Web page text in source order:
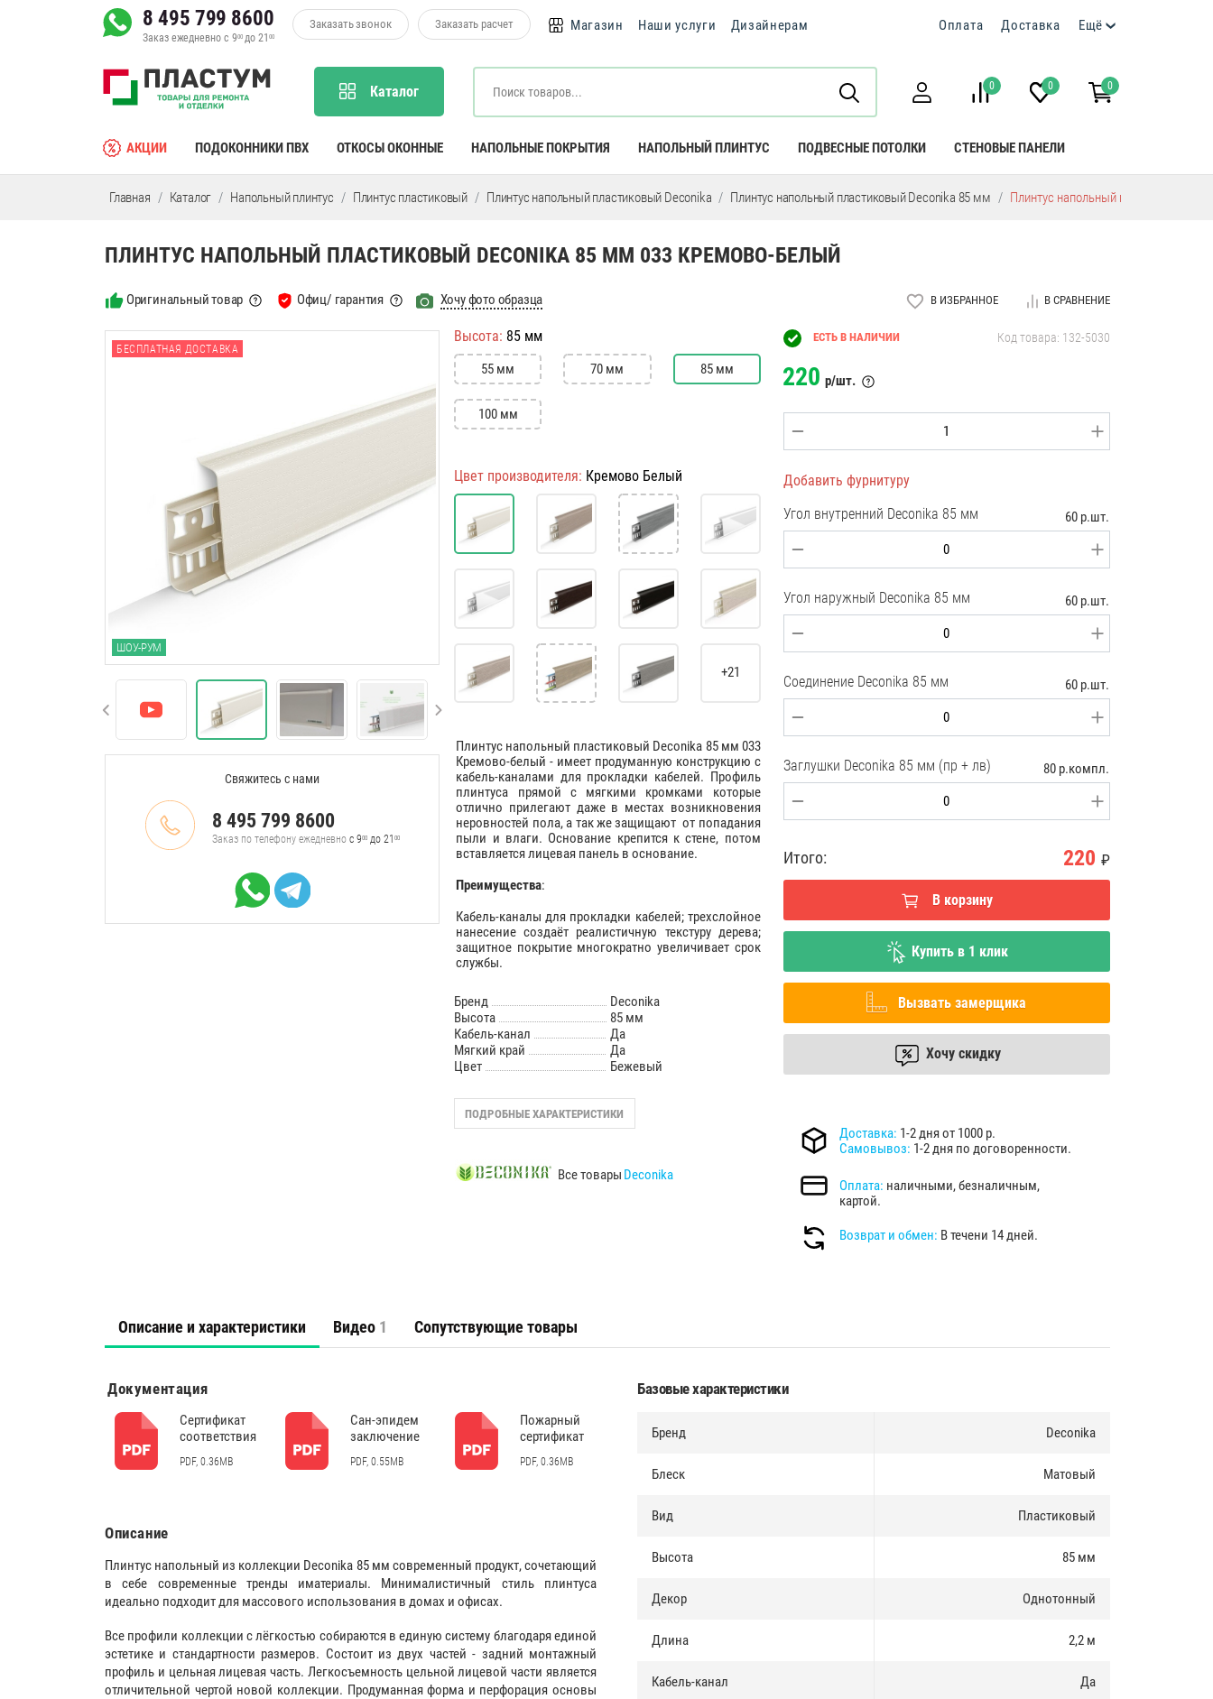
8 495 799 8600
Заказ ежедневно с 900до 2100
Заказать звонок Заказать расчет Магазин Наши услуги Дизайнерам Оплата Доставка Ещё
Каталог 0 0 0
АКЦИИ ПОДОКОННИКИ ПВХ ОТКОСЫ ОКОННЫЕ НАПОЛЬНЫЕ ПОКРЫТИЯ НАПОЛЬНЫЙ ПЛИНТУС ПОДВЕСНЫЕ ПОТОЛКИ СТЕНОВЫЕ ПАНЕЛИ
Главная Каталог Напольный плинтус Плинтус пластиковый Плинтус напольный пластиковый Deconika Плинтус напольный пластиковый Deconika 85 мм Плинтус напольный пластиковый
ПЛИНТУС НАПОЛЬНЫЙ ПЛАСТИКОВЫЙ DECONIKA 85 ММ 033 КРЕМОВО-БЕЛЫЙ
Оригинальный товар Офиц/ гарантия Хочу фото образца В ИЗБРАННОЕ В СРАВНЕНИЕ
БЕСПЛАТНАЯ ДОСТАВКА
ШОУ-РУМ
Свяжитесь с нами
8 495 799 8600
Заказ по телефону ежедневно с 900до 21 00
Высота: 85 мм
55 мм 70 мм 85 мм
100 мм
Цвет производителя: Кремово Белый
+21
Плинтус напольный пластиковый Deconika 85 мм 033
Кремово-белый - имеет продуманную конструкцию с
кабель-каналами для прокладки кабелей. Профиль
плинтуса прямой с мягкими кромками которые
отлично прилегают даже в местах возникновения
неровностей пола, а так же защищают от попадания
пыли и влаги. Основание крепится к стене, потом
вставляется лицевая панель в основание.
Преимущества:
Кабель-каналы для прокладки кабелей; трехслойное
нанесение создаёт реалистичную текстуру дерева;
защитное покрытие многократно увеличивает срок
службы.
Бренд
Deconika
Высота
85 мм
Кабель-канал
Да
Мягкий край
Да
Цвет
Бежевый
ПОДРОБНЫЕ ХАРАКТЕРИСТИКИ
Все товары Deconika
ЕСТЬ В НАЛИЧИИ Код товара: 132-5030
220 р/шт.
Добавить фурнитуру
Угол внутренний Deconika 85 мм
60 р.шт.
Угол наружный Deconika 85 мм 60 р.шт.
Соединение Deconika 85 мм 60 р.шт.
Заглушки Deconika 85 мм (пр + лв) 80 р.компл.
Итого: 220 ₽
Купить в 1 клик
В корзину
Вызвать замерщика
Хочу скидку
Доставка: 1-2 дня от 1000 р.
Самовывоз: 1-2 дня по договоренности.
Оплата: наличными, безналичным,
картой.
Возврат и обмен: В течени 14 дней.
Описание и характеристики Видео 1 Сопутствующие товары
Документация
Сертификат
соответствия
PDF, 0.36MB
Сан-эпидем
заключение
PDF, 0.55MB
Пожарный
сертификат
PDF, 0.36MB
Описание
Плинтус напольный из коллекции Deconika 85 мм современный продукт, сочетающий
в себе современные тренды иматериалы. Минималистичный стиль плинтуса
идеально подходит для массового использования в домах и офисах.
Все профили коллекции с лёгкостью собираются в единую систему благодаря единой
эстетике и стандартности размеров. Состоит из двух частей - задний монтажный
профиль и цельная лицевая часть. Легкосъемность цельной лицевой части является
отличительной чертой новой коллекции. Продуманная форма и перфорация основы
Базовые характеристики
Бренд Deconika
Блеск Матовый
Вид Пластиковый
Высота 85 мм
Декор Однотонный
Длина 2,2 м
Кабель-канал Да